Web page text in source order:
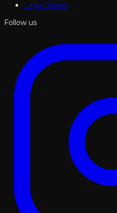
Legal Terms
Follow us